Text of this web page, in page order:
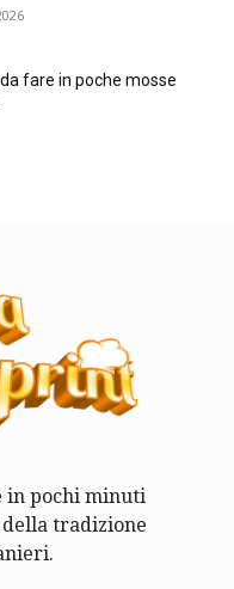
fare in poche mosse
in pochi minuti
tradizione